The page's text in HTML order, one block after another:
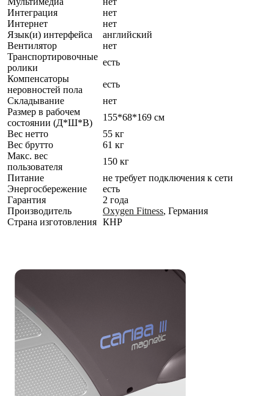
Интеграция
нет
Интернет
нет
Язык(и) интерфейса
английский
Вентилятор
нет
Транспортировочные
ролики
есть
Компенсаторы
неровностей пола
есть
Складывание
нет
Размер в рабочем
состоянии (Д*Ш*В)
155*68*169 см
Вес нетто
55 кг
Вес брутто
61 кг
Макс. вес
пользователя
150 кг
Питание
не требует подключения к сети
Энергосбережение
есть
Гарантия
2 года
Производитель
Oxygen Fitness, Германия
Страна изготовления КНР